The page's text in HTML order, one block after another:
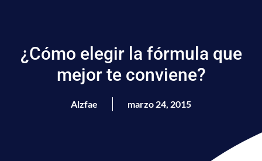
¿Cómo elegir la fórmula que
mejor te conviene?
Alzfae marzo 24, 2015